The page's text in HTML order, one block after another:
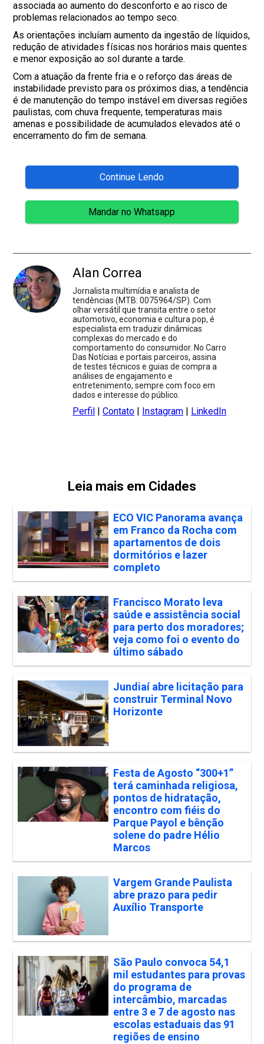
associada ao aumento do desconforto e ao risco de
problemas relacionados ao tempo seco.
As orientações incluíam aumento da ingestão de líquidos,
redução de atividades físicas nos horários mais quentes
e menor exposição ao sol durante a tarde.
Com a atuação da frente fria e o reforço das áreas de
instabilidade previsto para os próximos dias, a tendência
é de manutenção do tempo instável em diversas regiões
paulistas, com chuva frequente, temperaturas mais
amenas e possibilidade de acumulados elevados até o
encerramento do fim de semana.
Continue Lendo
Mandar no Whatsapp
Alan Correa
Jornalista multimídia e analista de
tendências (MTB: 0075964/SP). Com
olhar versátil que transita entre o setor
automotivo, economia e cultura pop, é
especialista em traduzir dinâmicas
complexas do mercado e do
comportamento do consumidor. No Carro
Das Notícias e portais parceiros, assina
de testes técnicos e guias de compra a
análises de engajamento e
entretenimento, sempre com foco em
dados e interesse do público.
Perfil |Contato | Instagram | LinkedIn
Leia mais em Cidades
ECO VIC Panorama avança
em Franco da Rocha com
apartamentos de dois
dormitórios e lazer
completo
Francisco Morato leva
saúde e assistência social
para perto dos moradores;
veja como foi o evento do
último sábado
Jundiaí abre licitação para
construir Terminal Novo
Horizonte
Festa de Agosto “300+1”
terá caminhada religiosa,
pontos de hidratação,
encontro com fiéis do
Parque Payol e bênção
solene do padre Hélio
Marcos
Vargem Grande Paulista
abre prazo para pedir
Auxílio Transporte
São Paulo convoca 54,1
mil estudantes para provas
do programa de
intercâmbio, marcadas
entre 3 e 7 de agosto nas
escolas estaduais das 91
regiões de ensino